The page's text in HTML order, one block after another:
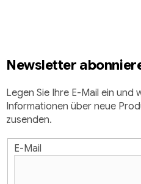
e
Newsletter
Legen Sie Ihre E-Mail ein und
Informationen über neue
zusenden.
E-Mail